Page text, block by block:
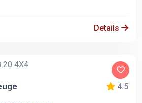
Details
4.5